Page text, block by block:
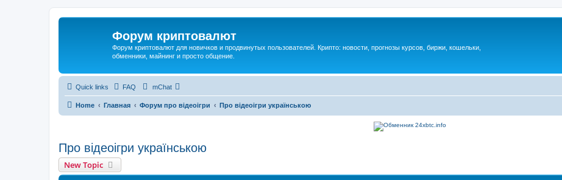
Форум криптовалют
Форум криптовалют для новичков и продвинутых пользователей. Крипто: новости, прогнозы курсов, биржи, кошельки,
обменники, майнинг и просто общение.
Quick links FAQ mChat
Home Главная Форум про відеоігри Про відеоігри українською
Про відеоігри українською
New Topic